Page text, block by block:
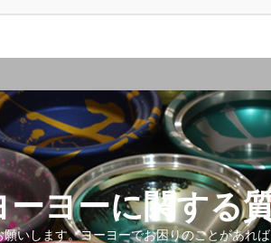
ヨーに関する
いします。ヨーヨーでお困りのことがあれ